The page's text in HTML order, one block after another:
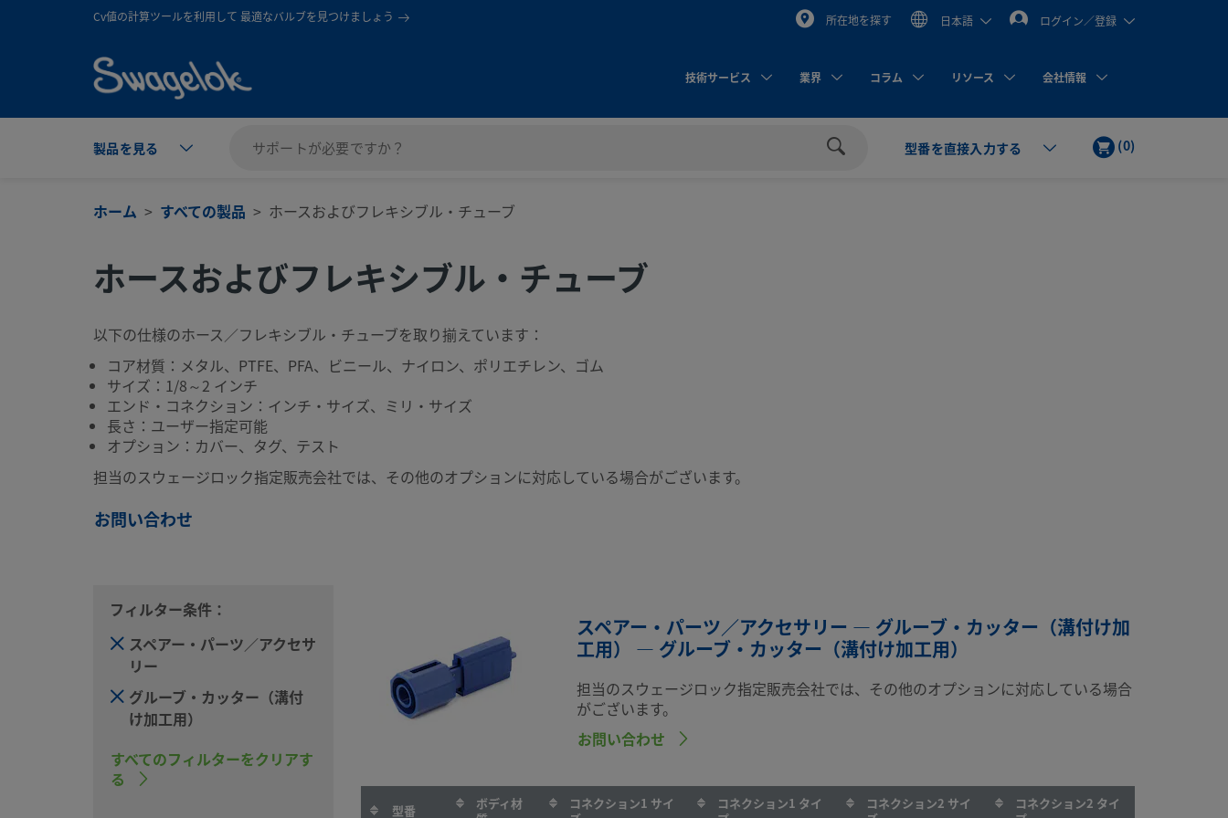
text.skipToContent
text.skipToNavigationCv値の計算ツールを利用して 最適なバルブを見つけましょう 所在地を探す 日本語 ログイン／登録
技術サービス 業界 コラム リソース 会社情報
製品を見る 型番を直接入力する
カ
(0)
ホーム すべての製品 ホースおよびフレキシブル・チューブ
ホースおよびフレキシブル・チューブ
以下の仕様のホース／フレキシブル・チューブを取り揃えています：
コア材質：メタル、PTFE、PFA、ビニール、ナイロン、ポリエチレン、ゴム
サイズ：1/8～2 インチ
エンド・コネクション：インチ・サイズ、ミリ・サイズ
長さ：ユーザー指定可能
オプション：カバー、タグ、テスト
担当のスウェージロック指定販売会社では、その他のオプションに対応している場合がございます。
お問い合わせ
フィルター条件：
スペアー・パーツ／アクセサ
リー
グルーブ・カッター（溝付
け加工用）
すべてのフィルターをクリアす
る
スペアー・パーツ／アクセサリー — グルーブ・カッター（溝付け加
工用） — グルーブ・カッター（溝付け加工用）
担当のスウェージロック指定販売会社では、その他のオプションに対応している場合
がございます。
お問い合わせ
型番
ボディ材
コネクション1 サイ
コネクション1 タイ
コネクション2 サイ
コネクション2 タイ